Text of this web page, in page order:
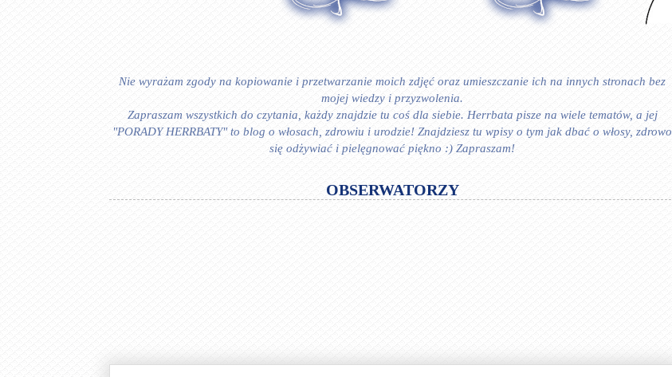
Nie wyrażam zgody na kopiowanie i przetwarzanie moich zdjęć oraz umieszczanie ich na innych stronach bez
mojej wiedzy i przyzwolenia.
Zapraszam wszystkich do czytania, każdy znajdzie tu coś dla siebie. Herrbata pisze na wiele tematów, a jej
"PORADY HERRBATY" to blog o włosach, zdrowiu i urodzie! Znajdziesz tu wpisy o tym jak dbać o włosy, zdrowo
się odżywiać i pielęgnować piękno :) Zapraszam!
OBSERWATORZY